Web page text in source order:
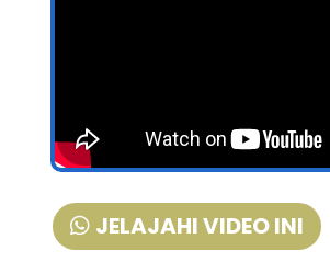
JELAJAHI VIDEO INI